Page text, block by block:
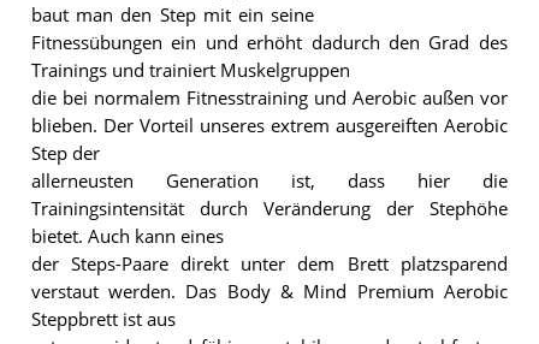
baut man den Step mit ein seine
Fitnessübungen ein und erhöht dadurch den Grad des
Trainings und trainiert Muskelgruppen
die bei normalem Fitnesstraining und Aerobic außen vor
blieben. Der Vorteil unseres extrem ausgereiften Aerobic
Step der
allerneusten Generation ist, dass hier die
Trainingsintensität durch Veränderung der Stephöhe
bietet. Auch kann eines
der Steps-Paare direkt unter dem Brett platzsparend
verstaut werden. Das Body & Mind Premium Aerobic
Steppbrett ist aus